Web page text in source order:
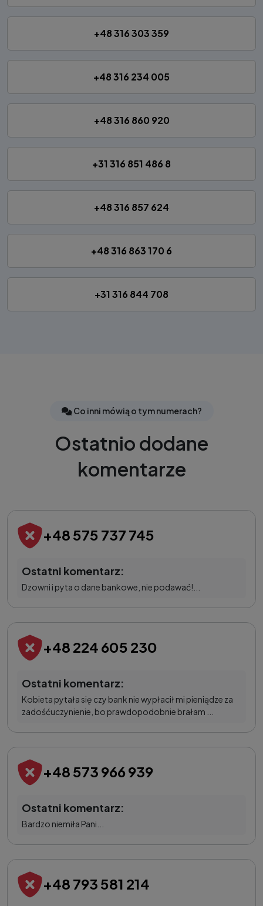
+48 316 303 359
+48 316 234 005
+48 316 860 920
+31 316 851 486 8
+48 316 857 624
+48 316 863 170 6
+31 316 844 708
Co inni mówią o tym numerach?
Ostatnio dodane
komentarze
+48 575 737 745
Ostatni komentarz:
Dzowni i pyta o dane bankowe, nie podawać!...
+48 224 605 230
Ostatni komentarz:
Kobieta pytała się czy bank nie wypłacił mi pieniądze za
zadośćuczynienie, bo prawdopodobnie brałam ...
+48 573 966 939
Ostatni komentarz:
Bardzo niemiła Pani...
+48 793 581 214